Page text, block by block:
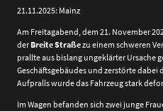
21.11.2025: Mainz
Am Freitagabend, dem 21. November
derBreite Straßezu einem schweren
prallte aus bislang ungeklärter Ursache
Geschäftsgebäudes und zerstörte dabei
Aufpralls wurde das Fahrzeug stark
Im Wagen befanden sich zwei junge